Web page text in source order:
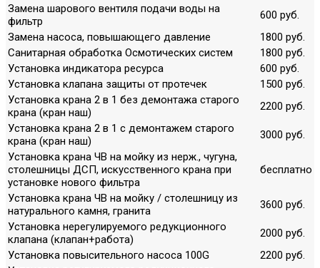
Замена шарового вентиля подачи воды на
фильтр
600 руб.
Замена насоса, повышающего давление
1800 руб.
Санитарная обработка Осмотических систем
1800 руб.
Установка индикатора ресурса
600 руб.
Установка клапана защиты от протечек
1500 руб.
Установка крана 2 в 1 без демонтажа старого
крана (кран наш)
2200 руб.
Установка крана 2 в 1 с демонтажем старого
крана (кран наш)
3000 руб.
Установка крана ЧВ на мойку из нерж., чугуна,
столешницы ДСП, искусственного крана при
установке нового фильтра
бесплатно
Установка крана ЧВ на мойку / столешницу из
натурального камня, гранита
3600 руб.
Установка нерегулируемого редукционного
клапана (клапан+работа)
2000 руб.
Установка повысительного насоса 100G
2200 руб.